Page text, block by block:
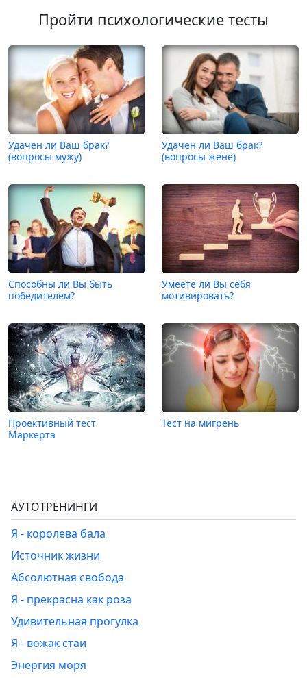
Пройти психологические тесты
Удачен ли Ваш брак?
(вопросы мужу)
Удачен ли Ваш брак?
(вопросы жене)
Способны ли Вы быть
победителем?
Умеете ли Вы себя
мотивировать?
Проективный тест
Маркерта
Тест на мигрень
АУТОТРЕНИНГИ
Я - королева бала
Источник жизни
Абсолютная свобода
Я - прекрасна как роза
Удивительная прогулка
Я - вожак стаи
Энергия моря